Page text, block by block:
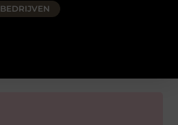
BEDRIJVEN